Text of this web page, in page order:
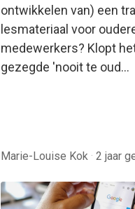
ontwikkelen van) een
lesmateriaal voor
medewerkers? Klopt
gezegde 'nooit te oud…
Marie-Louise Kok · 2 jaar